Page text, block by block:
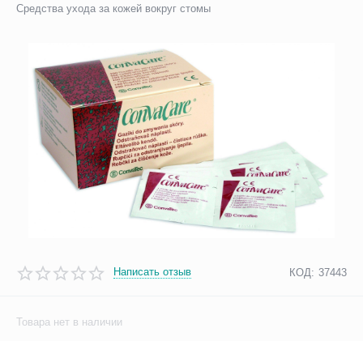
Средства ухода за кожей вокруг стомы
Написать отзыв КОД: 37443
Товара нет в наличии